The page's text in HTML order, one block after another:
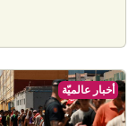
أخبار عالميّة